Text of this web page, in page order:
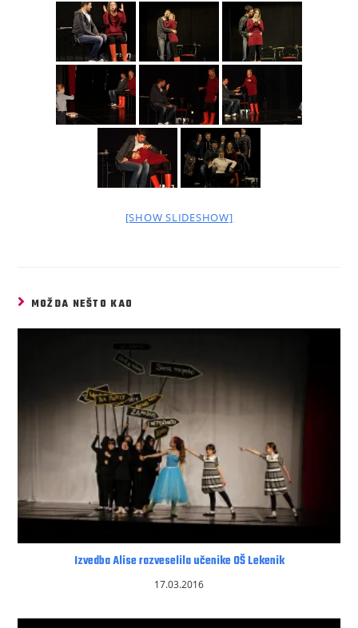
[SHOW SLIDESHOW]
MOŽDA NEŠTO KAO
Izvedba Alise razveselila učenike OŠ Lekenik
17.03.2016